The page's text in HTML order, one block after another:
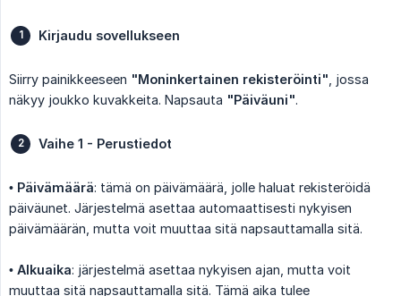
Kirjaudu sovellukseen
Siirry painikkeeseen "Moninkertainen rekisteröinti" , jossa
näkyy joukko kuvakkeita. Napsauta "Päiväuni".
Vaihe 1 - Perustiedot
• Päivämäärä: tämä on päivämäärä, jolle haluat rekisteröidä
päiväunet. Järjestelmä asettaa automaattisesti nykyisen
päivämäärän, mutta voit muuttaa sitä napsauttamalla sitä.
• Alkuaika: järjestelmä asettaa nykyisen ajan, mutta voit
muuttaa sitä napsauttamalla sitä. Tämä aika tulee